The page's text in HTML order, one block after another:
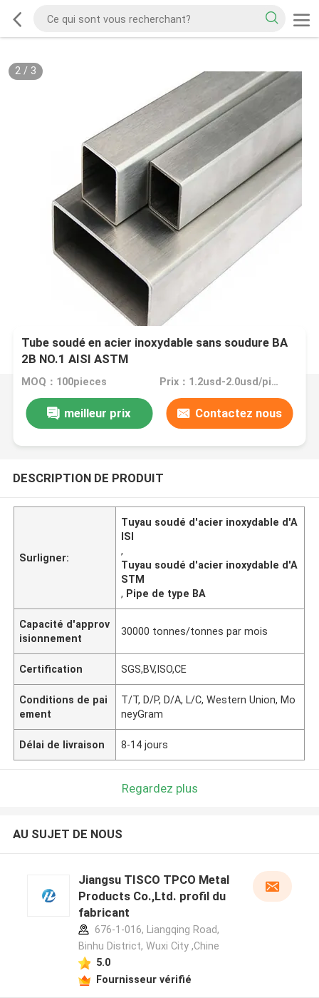
2/ 3
Tube soudé en acier inoxydable sans soudure BA
2B NO.1 AISI ASTM
MOQ：100pieces Prix：1.2usd-2.0usd/pieces
meilleur prix Contactez nous
DESCRIPTION DE PRODUIT
Surligner:
Tuyau soudé d'acier inoxydable d'A
ISI
,
Tuyau soudé d'acier inoxydable d'A
STM
, Pipe de type BA
Capacité d'approv
isionnement
30000 tonnes/tonnes par mois
Certification SGS,BV,ISO,CE
Conditions de pai
ement
T/T, D/P, D/A, L/C, Western Union, Mo
neyGram
Délai de livraison 8-14 jours
Regardez plus
AU SUJET DE NOUS
Jiangsu TISCO TPCO Metal
Products Co.,Ltd. profil du
fabricant
676-1-016, Liangqing Road,
Binhu District, Wuxi City ,Chine
5.0
Fournisseur vérifié